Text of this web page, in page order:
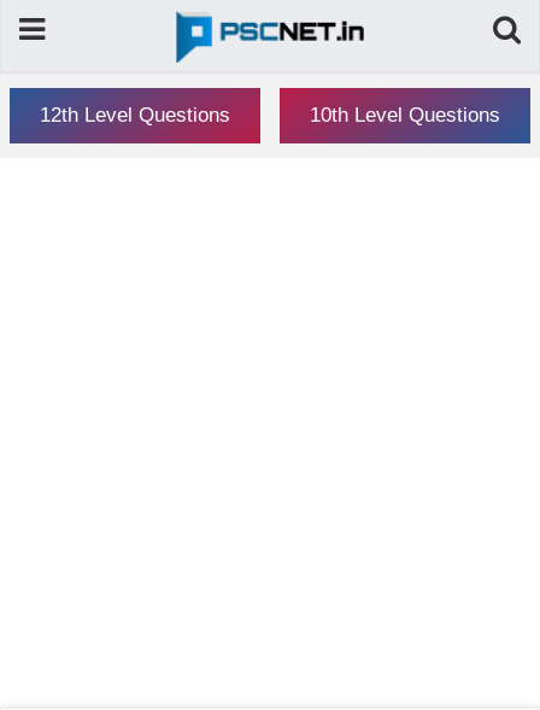
12th Level Questions 10th Level Questions